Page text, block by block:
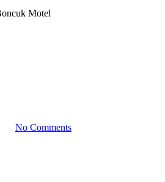
No Comments